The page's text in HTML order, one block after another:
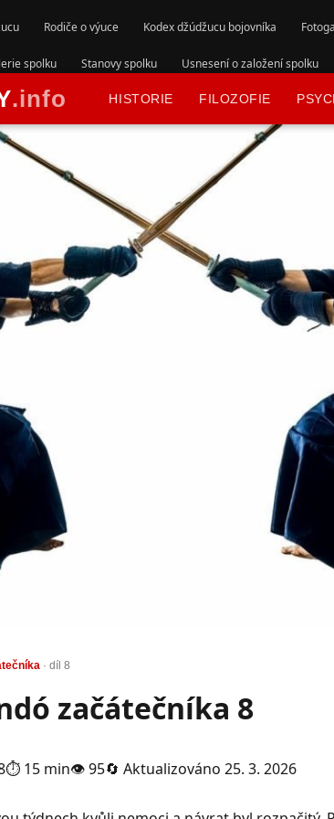
Rodiče o výuce Kodex džúdžucu bojovníka
spolku Stanovy spolku Usnesení o založení spolku
.info HISTORIE FILOZOFIE
· díl 8
začátečníka 8
⏱ 15 min👁 95🔄 Aktualizováno 25. 3. 2026